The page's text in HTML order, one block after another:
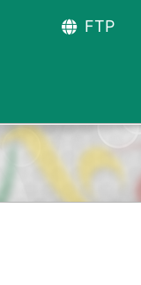
FTP